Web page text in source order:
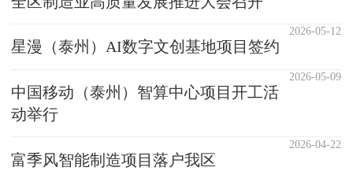
2026-05-12
星漫（泰州）AI数字文创基地项目签约
2026-05-09
中国移动（泰州）智算中心项目开工活
动举行
2026-04-22
富季风智能制造项目落户我区